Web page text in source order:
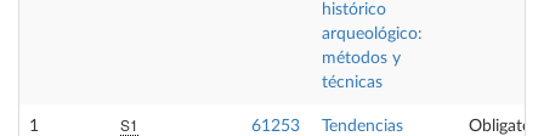
histórico
arqueológico:
métodos y
técnicas
1 S1 61253
Tendencias